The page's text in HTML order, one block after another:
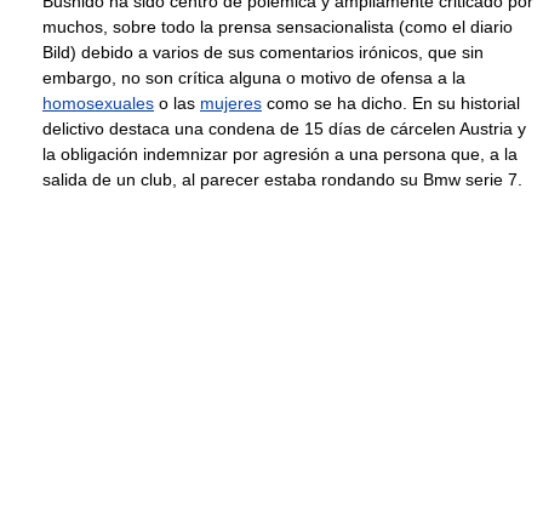
muchos, sobre todo la prensa sensacionalista (como el diario
Bild) debido a varios de sus comentarios irónicos, que sin
embargo, no son crítica alguna o motivo de ofensa a la
homosexuales o las mujeres como se ha dicho. En su historial
delictivo destaca una condena de 15 días de cárcelen Austria y
la obligación indemnizar por agresión a una persona que, a la
salida de un club, al parecer estaba rondando su Bmw serie 7.